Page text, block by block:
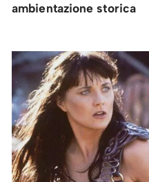
ambientazione storica